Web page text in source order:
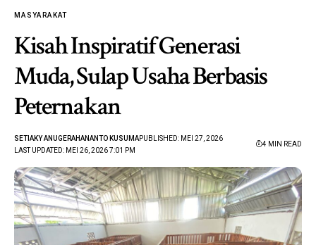
MASYARAKAT
Kisah Inspiratif Generasi
Muda, Sulap Usaha Berbasis
Peternakan
LAST UPDATED: MEI 26, 2026 7:01 PM
SETIAKY ANUGERAHANANTO KUSUMAPUBLISHED: MEI 27, 2026
4 MIN READ